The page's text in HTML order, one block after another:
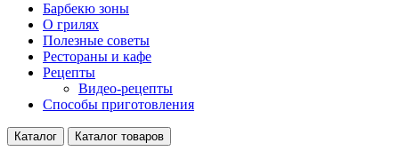
Барбекю зоны
О грилях
Полезные советы
Рестораны и кафе
Рецепты
Видео-рецепты
Способы приготовления
Каталог Каталог товаров